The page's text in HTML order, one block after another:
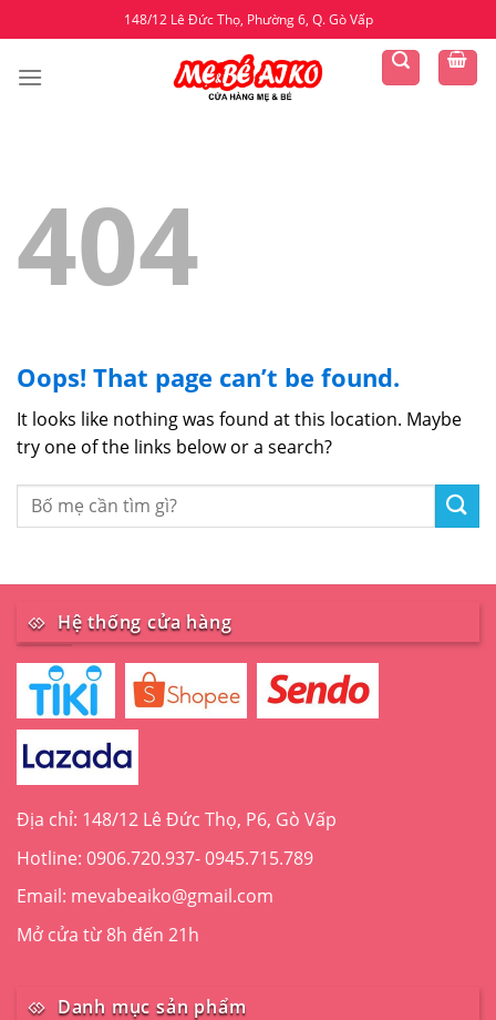
to
content
148/12 Lê Đức Thọ, Phường 6, Q. Gò Vấp
404
Oops! That page can’t be found.
It looks like nothing was found at this location. Maybe
try one of the links below or a search?
Hệ thống cửa hàng
Địa chỉ: 148/12 Lê Đức Thọ, P6, Gò Vấp
Hotline: 0906.720.937- 0945.715.789
Email: mevabeaiko@gmail.com
Mở cửa từ 8h đến 21h
Danh mục sản phẩm